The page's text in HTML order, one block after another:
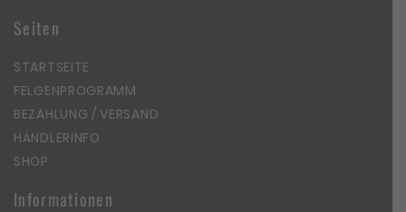
Seiten
STARTSEITE
FELGENPROGRAMM
BEZAHLUNG / VERSAND
HÄNDLERINFO
SHOP
Informationen